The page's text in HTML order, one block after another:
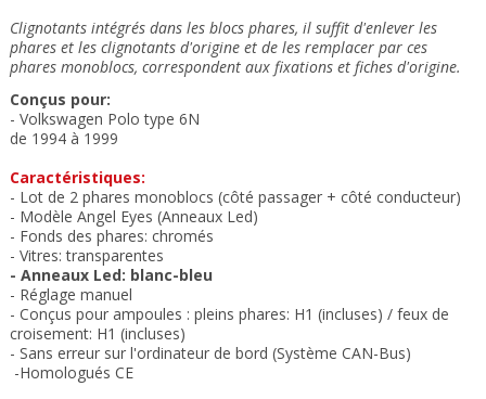
Clignotants intégrés dans les blocs phares, il suffit d'enlever les
phares et les clignotants d'origine et de les remplacer par ces
phares monoblocs, correspondent aux fixations et fiches d'origine.
Conçus pour:
- Volkswagen Polo type 6N
de 1994 à 1999
Caractéristiques:
- Lot de 2 phares monoblocs (côté passager + côté conducteur)
- Modèle Angel Eyes (Anneaux Led)
- Fonds des phares: chromés
- Vitres: transparentes
- Anneaux Led: blanc-bleu
- Réglage manuel
- Conçus pour ampoules : pleins phares: H1 (incluses) / feux de
croisement: H1 (incluses)
- Sans erreur sur l'ordinateur de bord (Système CAN-Bus)
-Homologués CE